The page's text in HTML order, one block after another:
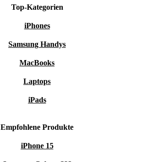
Top-Kategorien
iPhones
Samsung Handys
MacBooks
Laptops
iPads
Empfohlene Produkte
iPhone 15